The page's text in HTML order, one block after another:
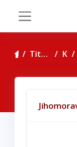
Titulní stránka Kurzy